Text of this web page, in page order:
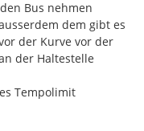
Bus nehmen
dem gibt es
der Kurve vor der
der Haltestelle
Tempolimit